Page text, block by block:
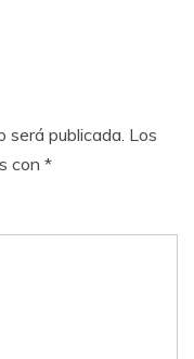
será publicada. Los
con *